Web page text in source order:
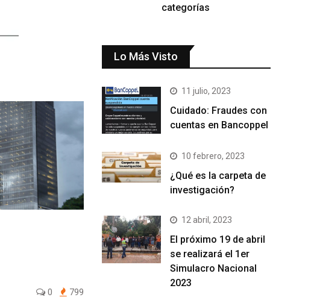
0 799
categorías
Lo Más Visto
11 julio, 2023
Cuidado: Fraudes con
cuentas en Bancoppel
10 febrero, 2023
¿Qué es la carpeta de
investigación?
12 abril, 2023
El próximo 19 de abril
se realizará el 1er
Simulacro Nacional
2023